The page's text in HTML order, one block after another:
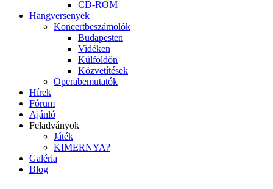
CD-ROM
Hangversenyek
Koncertbeszámolók
Budapesten
Vidéken
Külföldön
Közvetítések
Operabemutatók
Hírek
Fórum
Ajánló
Feladványok
Játék
KIMERNYA?
Galéria
Blog